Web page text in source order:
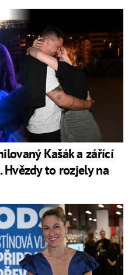
Kašák a zářící
Hvězdy to rozjely na